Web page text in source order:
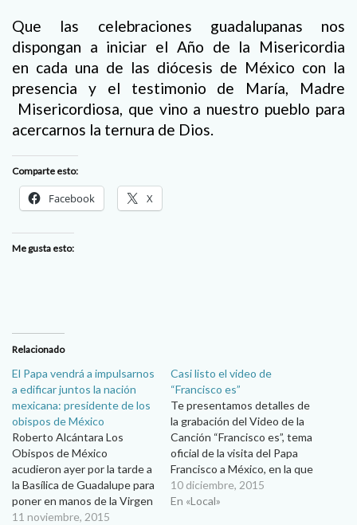
Que las celebraciones guadalupanas nos
dispongan a iniciar el Año de la Misericordia
en cada una de las diócesis de México con la
presencia y el testimonio de María, Madre
Misericordiosa, que vino a nuestro pueblo para
acercarnos la ternura de Dios.
Comparte esto:
Facebook X
Me gusta esto:
Relacionado
El Papa vendrá a impulsarnos
a edificar juntos la nación
mexicana: presidente de los
obispos de México
Roberto Alcántara Los
Obispos de México
acudieron ayer por la tarde a
la Basílica de Guadalupe para
poner en manos de la Virgen
Morena los trabajos de su
11 noviembre, 2015
Casi listo el video de
“Francisco es”
Te presentamos detalles de
la grabación del Video de la
Canción “Francisco es”, tema
oficial de la visita del Papa
Francisco a México, en la que
participaron cientos de
juarenses encabezados por
10 diciembre, 2015
En «Local»